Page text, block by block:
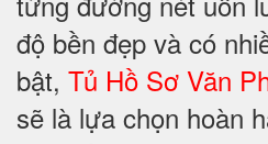
độ bền đẹp và có
bật, Tủ Hồ Sơ Văn
sẽ là lựa chọn hoàn